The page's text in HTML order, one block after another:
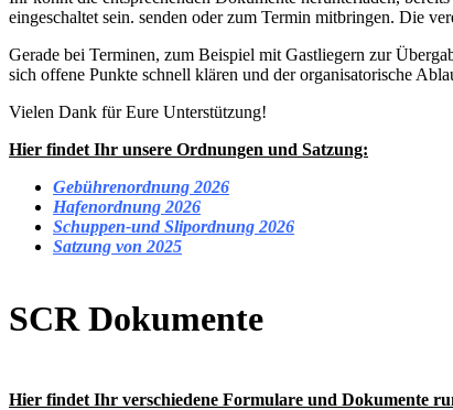
eingeschaltet sein. senden oder zum Termin mitbringen. Die
Gerade bei Terminen, zum Beispiel mit Gastliegern zur
sich offene Punkte schnell klären und der organisatorische
Vielen Dank für Eure Unterstützung!
Hier findet Ihr unsere Ordnungen und Satzung:
Gebührenordnung 2026
Hafenordnung 2026
Schuppen-und Slipordnung 2026
Satzung von 2025
SCR Dokumente
Hier findet Ihr verschiedene Formulare und Dokumente